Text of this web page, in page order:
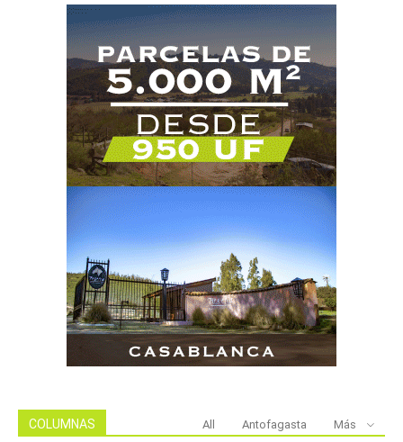
COLUMNAS All Antofagasta Más